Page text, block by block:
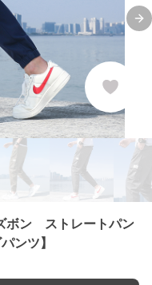
ボン ストレートパン
ンツ】